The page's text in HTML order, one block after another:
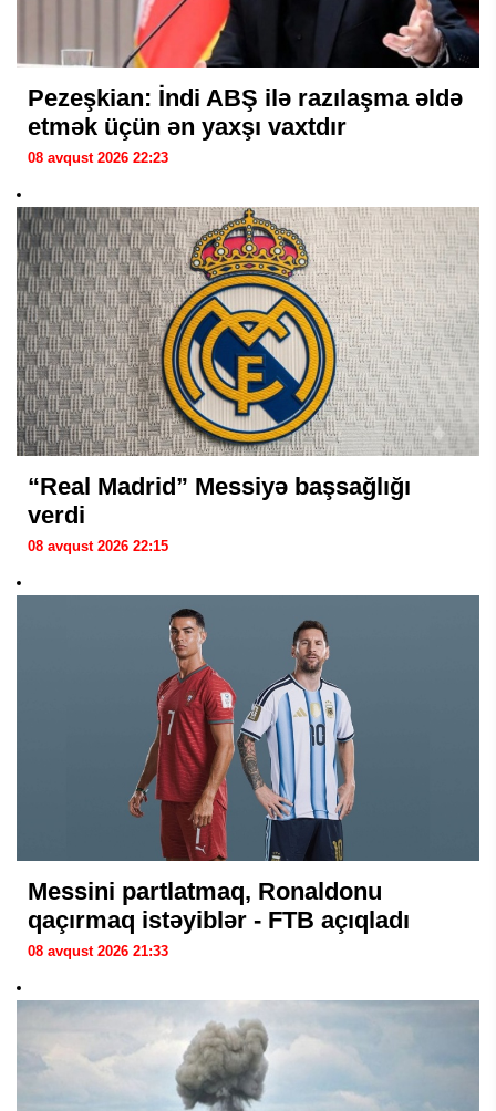
Pezeşkian: İndi ABŞ ilə razılaşma əldə
etmək üçün ən yaxşı vaxtdır
08 avqust 2026 22:23
“Real Madrid” Messiyə başsağlığı
verdi
08 avqust 2026 22:15
Messini partlatmaq, Ronaldonu
qaçırmaq istəyiblər - FTB açıqladı
08 avqust 2026 21:33